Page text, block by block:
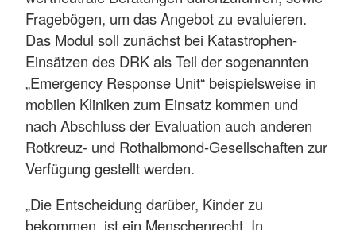
Fragebögen, um das Angebot zu evaluieren.
Das Modul soll zunächst bei Katastrophen-
Einsätzen des DRK als Teil der sogenannten
„Emergency Response Unit“ beispielsweise in
mobilen Kliniken zum Einsatz kommen und
nach Abschluss der Evaluation auch anderen
Rotkreuz- und Rothalbmond-Gesellschaften zur
Verfügung gestellt werden.
„Die Entscheidung darüber, Kinder zu
bekommen, ist ein Menschenrecht. In